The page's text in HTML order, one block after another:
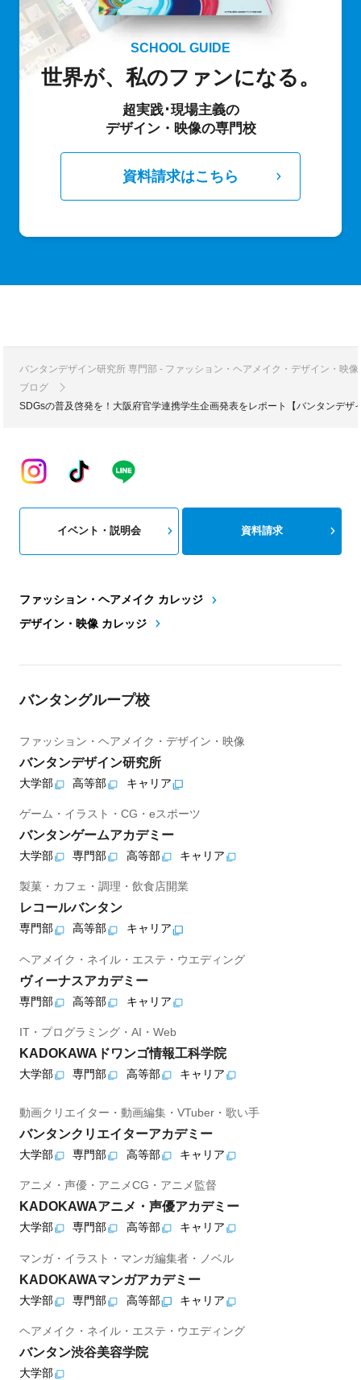
SCHOOL GUIDE
世界が、私のファンになる。
超実践･現場主義の
デザイン・映像の専門校
資料請求はこちら
バンタンデザイン研究所 専門部 - ファッション・ヘアメイク・デザイン・映
ブログ
SDGsの普及啓発を！大阪府官学連携学生企画発表をレポート【バンタンデザ
ファッション・ヘアメイク カレッジ
デザイン・映像 カレッジ
イベント・説明会 資料請求
バンタングループ校
ファッション・ヘアメイク・デザイン・映像
バンタンデザイン研究所
大学部 高等部 キャリア
ゲーム・イラスト・CG・eスポーツ
バンタンゲームアカデミー
大学部 専門部 高等部 キャリア
製菓・カフェ・調理・飲食店開業
レコールバンタン
専門部 高等部 キャリア
ヘアメイク・ネイル・エステ・ウエディング
ヴィーナスアカデミー
専門部 高等部 キャリア
IT・プログラミング・AI・Web
KADOKAWAドワンゴ情報工科学院
大学部 専門部 高等部 キャリア
動画クリエイター・動画編集・VTuber・歌い手
バンタンクリエイターアカデミー
大学部 専門部 高等部 キャリア
アニメ・声優・アニメCG・アニメ監督
KADOKAWAアニメ・声優アカデミー
大学部 専門部 高等部 キャリア
マンガ・イラスト・マンガ編集者・ノベル
KADOKAWAマンガアカデミー
大学部 専門部 高等部 キャリア
ヘアメイク・ネイル・エステ・ウエディング
バンタン渋谷美容学院
大学部